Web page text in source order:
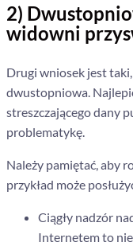
2)
widowni
Drugi wniosek jest
dwustopniowa.
streszczającego dany
problematykę.
Należy pamiętać, aby
przykład może
Ciągły nadzór
Internetem to